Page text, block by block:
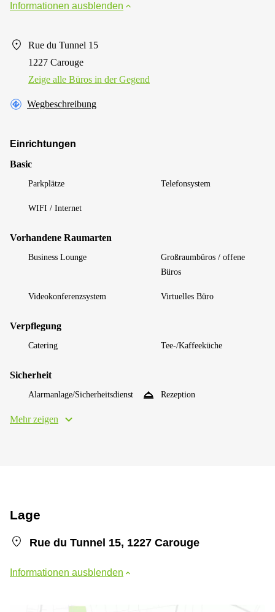
Informationen ausblenden
Rue du Tunnel 15
1227 Carouge
Zeige alle Büros in der Gegend
Wegbeschreibung
Einrichtungen
Basic
Parkplätze Telefonsystem
WIFI / Internet
Vorhandene Raumarten
Business Lounge
Großraumbüros / offene
Büros
Videokonferenzsystem Virtuelles Büro
Verpflegung
Catering Tee-/Kaffeeküche
Sicherheit
Alarmanlage/Sicherheitsdienst Rezeption
Mehr zeigen
Lage
Rue du Tunnel 15, 1227 Carouge
Informationen ausblenden